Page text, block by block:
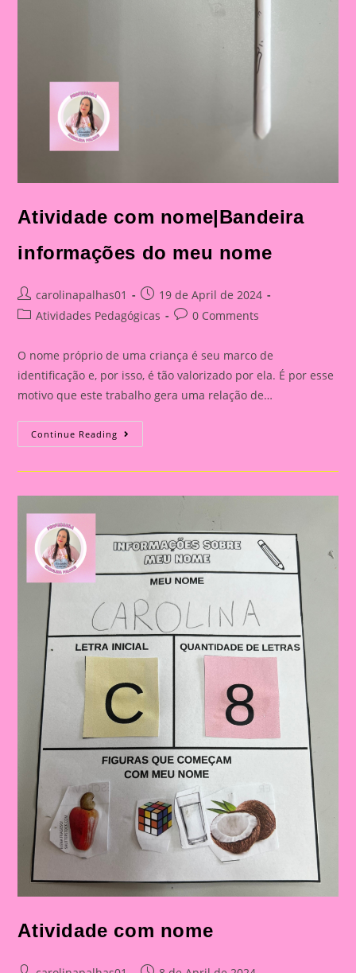
Atividade com nome|Bandeira
informações do meu nome
Post
author:
carolinapalhas01
Post
published:
19 de April de 2024
PostAtividades Pedagógicas
Post0 Comments
O nome próprio de uma criança é seu marco de
identificação e, por isso, é tão valorizado por ela. É por esse
motivo que este trabalho gera uma relação de…
Continue Reading Atividade
Com
Nome
Atividade com nome